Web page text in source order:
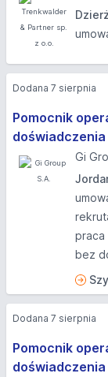
Pomocnik
Gi
praca
bez
Dodana 7 sierpnia
Pomocnik
Dodana 7 sierpnia